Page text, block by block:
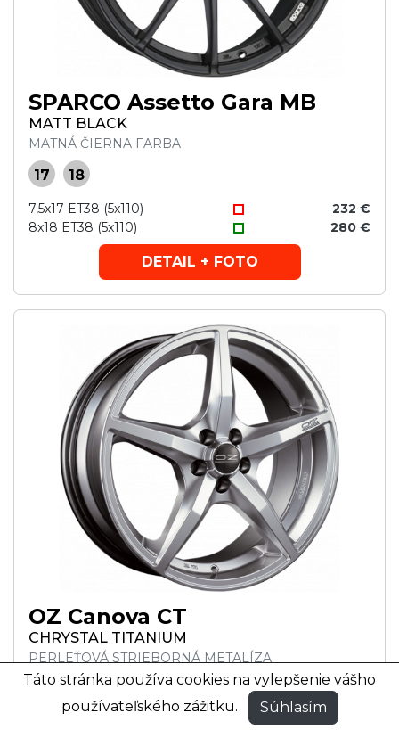
SPARCO Assetto Gara MB
MATT BLACK
MATNÁ ČIERNA FARBA
17 18
7,5x17 ET38 (5x110)
232 €
8x18 ET38 (5x110)
280 €
DETAIL + FOTO
OZ Canova CT
CHRYSTAL TITANIUM
PERLEŤOVÁ STRIEBORNÁ METALÍZA
17
190 €
Táto stránka používa cookies na vylepšenie vášho
používateľského zážitku.
Súhlasím